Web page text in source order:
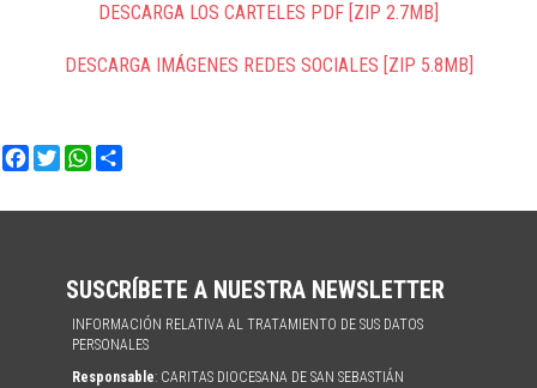
DESCARGA LOS CARTELES PDF [ZIP 2.7MB]
DESCARGA IMÁGENES REDES SOCIALES [ZIP 5.8MB]
Facebook
TwitterWhatsApp
SUSCRÍBETE A NUESTRA NEWSLETTER
INFORMACIÓN RELATIVA AL TRATAMIENTO DE SUS DATOS
PERSONALES
Responsable: CARITAS DIOCESANA DE SAN SEBASTIÁN